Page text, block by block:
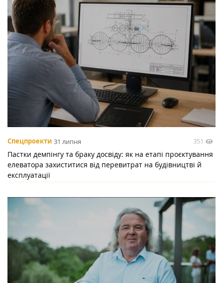
Спецпроекти 31 липня 351
Пастки демпінгу та браку досвіду: як на етапі проєктування
елеватора захиститися від перевитрат на будівництві й
експлуатації